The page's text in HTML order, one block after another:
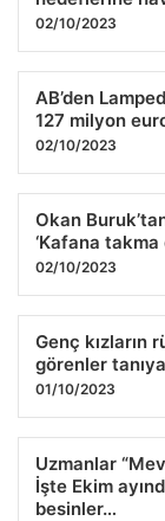
02/10/2023
AB’den
127 milyon
02/10/2023
Okan
‘Kafana
02/10/2023
Genç kızların
görenler
01/10/2023
Uzmanlar
İşte Ekim
besinler…